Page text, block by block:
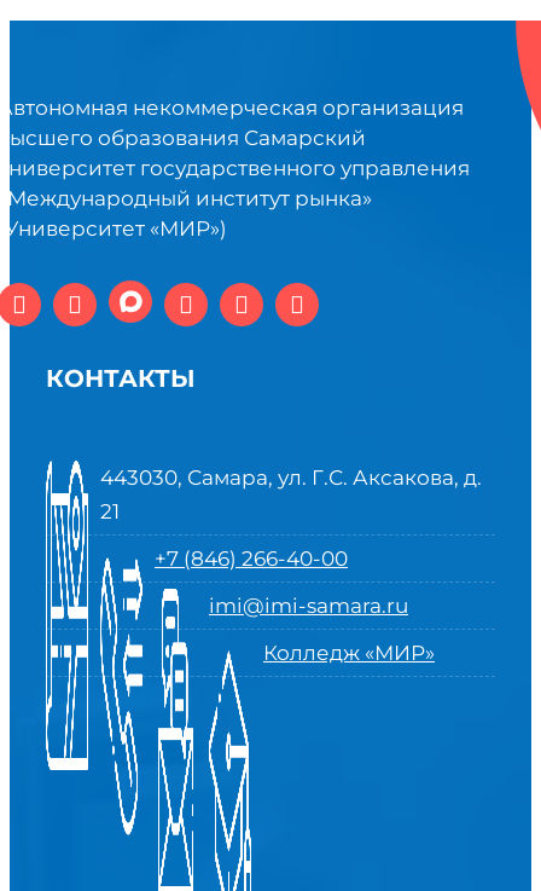
некоммерческая организация
образования Самарский
государственного управления
институт рынка»
«МИР»)
КОНТАКТЫ
443030, Самара, ул. Г.С. Аксакова, д.
21
+7 (846) 266-40-00
imi@imi-samara.ru
Колледж «МИР»